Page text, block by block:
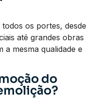
os portes, desde
até grandes obras
a mesma qualidade e
do